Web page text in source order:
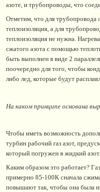
азоте, и трубопроводы, что
Отметим, что для трубопровода
теплоизоляция, а для
теплоизоляция не нужна.
сжатого азота с помощью
быть выполнен в виде 2
поочередно для того, чтобы
либо лед, которые будут
На каком принципе основана
Чтобы иметь возможность
турбин рабочий газ азот,
который погружен в жидкий азот.
Каким образом это работает?
примерно 85-100К сначала
повышают так, чтобы она была